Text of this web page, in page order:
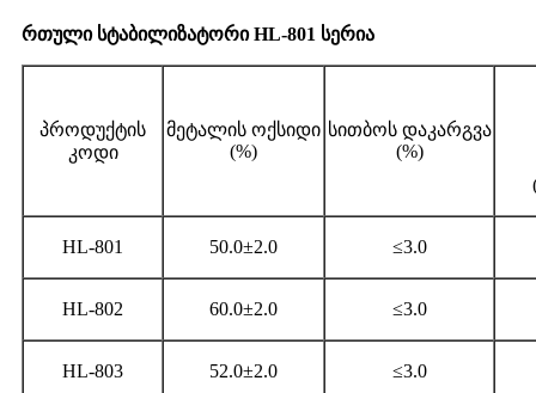
რთული სტაბილიზატორი HL-801 სერია
პროდუქტის
კოდი
მეტალის ოქსიდი
(%)
სითბოს დაკარგვა
(%)
HL-801 50.0±2.0 ≤3.0
HL-802 60.0±2.0 ≤3.0
HL-803 52.0±2.0 ≤3.0